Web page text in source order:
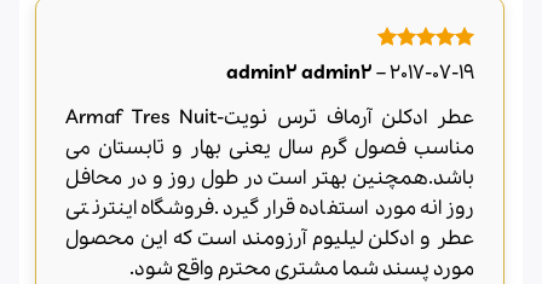
امتیاز5از
5
admin2 admin2–2017-07-19
عطر ادکلن آرماف ترس نویت-Armaf Tres Nuit
مناسب فصول گرم سال یعنی بهار و تابستان می
باشد.همچنین بهتر است در طول روز و در محافل
روزانه مورد استفاده قرار گیرد.فروشگاه اینترنتی
عطر و ادکلن لیلیوم آرزومند است که این محصول
مورد پسند شما مشتری محترم واقع شود.